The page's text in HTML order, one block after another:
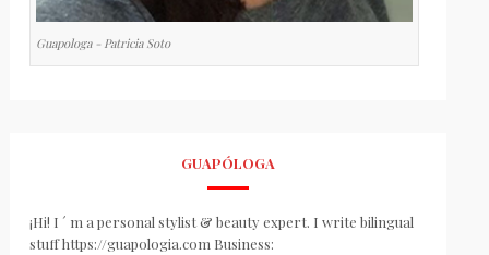
Guapologa - Patricia Soto
GUAPÓLOGA
¡Hi! I ´ m a personal stylist & beauty expert. I write bilingual
stuff https://guapologia.com Business: